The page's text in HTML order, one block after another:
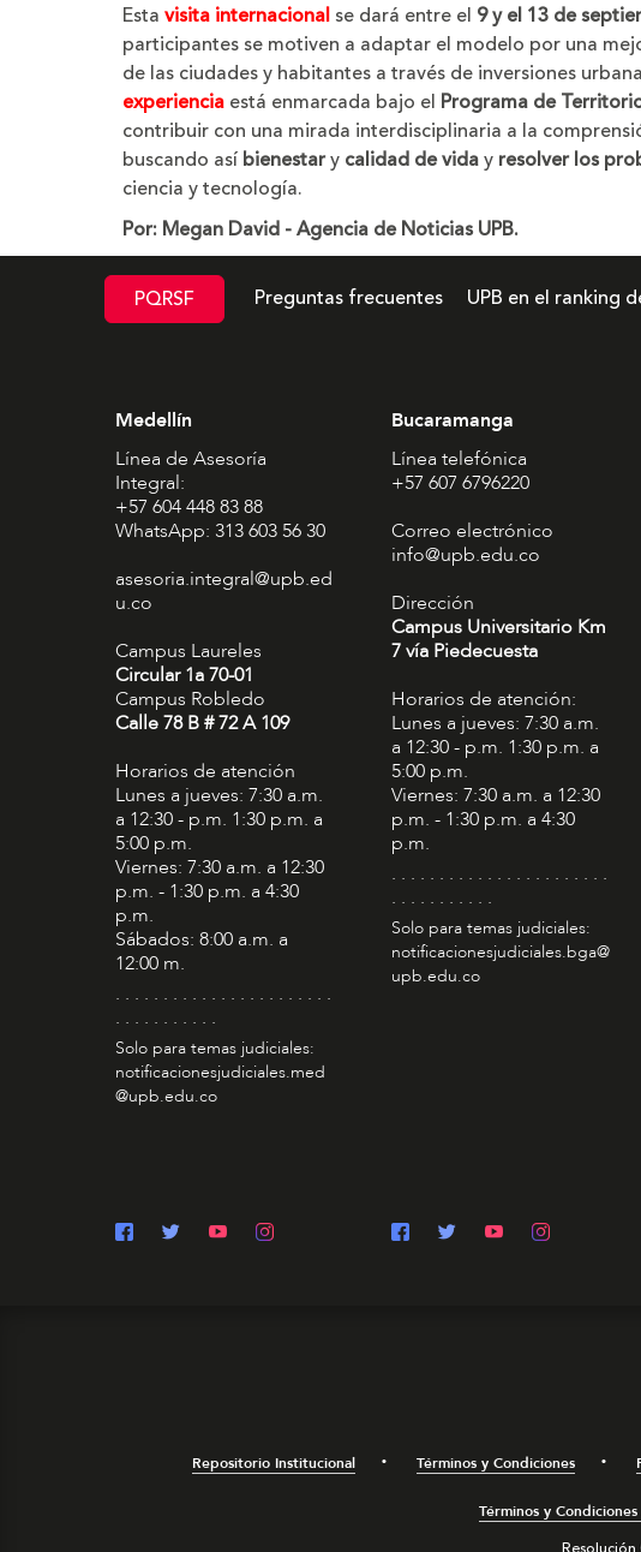
Esta visita internacional se dará entre el 9 y el 13 de
participantes se motiven a adaptar el modelo por una
de las ciudades y habitantes a través de inversiones
experiencia está enmarcada bajo el Programa de
contribuir con una mirada interdisciplinaria a la
buscando así bienestary calidad de viday resolver los
ciencia y tecnología.
Por: Megan David - Agencia de Noticias UPB.
PQRSF Preguntas frecuentes UPB en el ranking
Medellín
Línea de Asesoría
Integral:
+57 604 448 83 88
WhatsApp: 313 603 56 30
asesoria.integral@upb.ed
u.co
Campus Laureles
Circular 1a 70-01
Campus Robledo
Calle 78 B # 72 A 109
Horarios de atención
Lunes a jueves: 7:30 a.m.
a 12:30 - p.m. 1:30 p.m. a
5:00 p.m.
Viernes: 7:30 a.m. a 12:30
p.m. - 1:30 p.m. a 4:30
p.m.
Sábados: 8:00 a.m. a
12:00 m.
. . . . . . . . . . . . . . . . . . . . . . .
. . . . . . . . . . .
Solo para temas judiciales:
notificacionesjudiciales.med
@upb.edu.co
Bucaramanga
Línea telefónica
+57 607 6796220
Correo electrónico
info@upb.edu.co
Dirección
Campus Universitario Km
7 vía Piedecuesta
Horarios de atención:
Lunes a jueves: 7:30 a.m.
a 12:30 - p.m. 1:30 p.m. a
5:00 p.m.
Viernes: 7:30 a.m. a 12:30
p.m. - 1:30 p.m. a 4:30
p.m.
. . . . . . . . . . . . . . . . . . . . . . .
. . . . . . . . . . .
Solo para temas judiciales:
notificacionesjudiciales.bga@
upb.edu.co
Repositorio Institucional Términos y Condiciones
Términos y